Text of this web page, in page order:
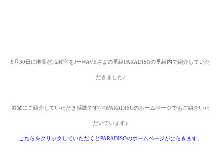
8 月 30 日に琳葉盆栽教室をJーWAVEさまの番組PARADISOの番組内で紹介していた
だきました♪
素敵にご紹介していただき感激です(^^)PARADISOのホームページでもご紹介いた
だいています♪
こちらをクリックしていただくとPARADISOのホームページがひらきます。